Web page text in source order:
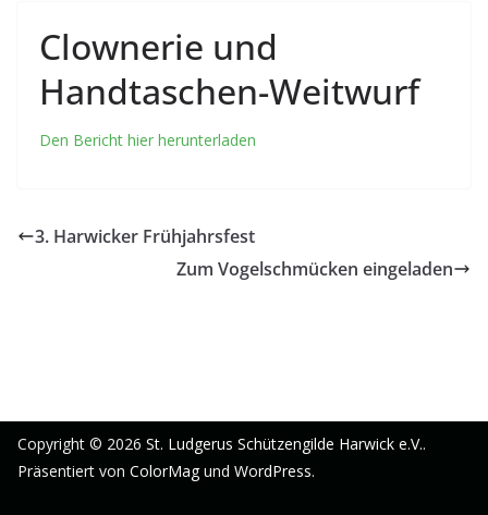
Clownerie und
Handtaschen-Weitwurf
Den Bericht hier herunterladen
3. Harwicker Frühjahrsfest
Zum Vogelschmücken eingeladen
Copyright © 2026 St. Ludgerus Schützengilde Harwick e.V..
Präsentiert von ColorMagund WordPress.